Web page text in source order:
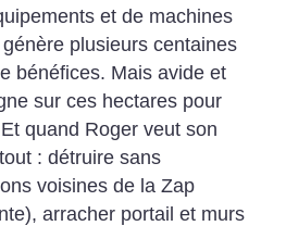
et de machines
plusieurs centaines
bénéfices. Mais avide et
sur ces hectares pour
quand Roger veut son
: détruire sans
voisines de la Zap
arracher portail et murs